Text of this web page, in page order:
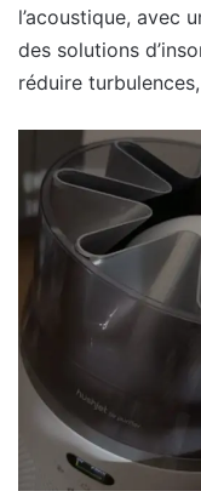
l’acoustique, avec
des solutions
réduire